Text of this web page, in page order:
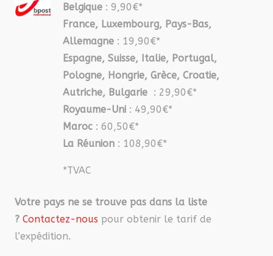
Belgique : 9,90€*
France, Luxembourg, Pays-Bas,
Allemagne : 19,90€*
Espagne, Suisse, Italie, Portugal,
Pologne, Hongrie, Grèce, Croatie,
Autriche, Bulgarie : 29,90€*
Royaume-Uni : 49,90€*
Maroc : 60,50€*
La Réunion : 108,90€*
*TVAC
Votre pays ne se trouve pas dans la liste
? Contactez-nous pour obtenir le tarif de
l’expédition.